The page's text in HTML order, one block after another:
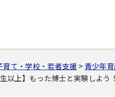
育て・学校・若者支援 >青少年
以上】もった博士と実験しよう